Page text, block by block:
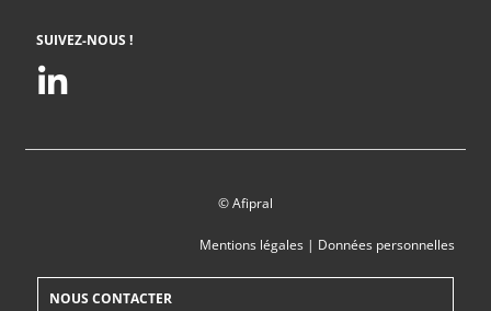
SUIVEZ-NOUS !
© Afipral
Mentions légales| Données personnelles
NOUS CONTACTER